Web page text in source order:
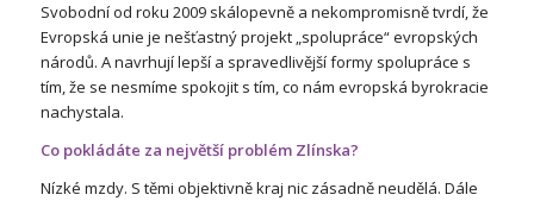
Svobodní od roku 2009 skálopevně a nekompromisně tvrdí, že
Evropská unie je nešťastný projekt „spolupráce“ evropských
národů. A navrhují lepší a spravedlivější formy spolupráce s
tím, že se nesmíme spokojit s tím, co nám evropská byrokracie
nachystala.
Co pokládáte za největší problém Zlínska?
Nízké mzdy. S těmi objektivně kraj nic zásadně neudělá. Dále